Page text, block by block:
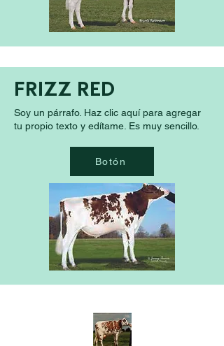
FRIZZ RED
Soy un párrafo. Haz clic aquí para agregar
tu propio texto y edítame. Es muy sencillo.
Botón